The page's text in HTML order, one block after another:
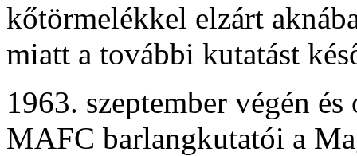
kőtörmelékkel elzárt
miatt a további kutatást
1963. szeptember végén
MAFC barlangkutatói a